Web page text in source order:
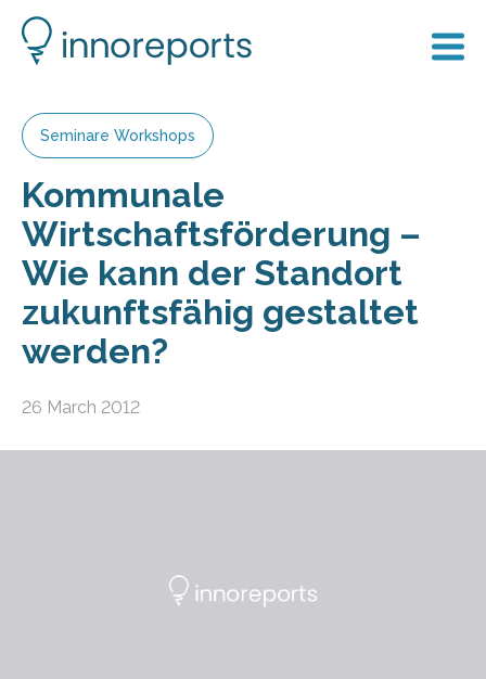
Seminare Workshops
Kommunale
Wirtschaftsförderung –
Wie kann der Standort
zukunftsfähig gestaltet
werden?
26 March 2012